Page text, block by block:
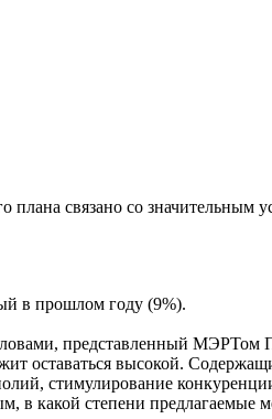
связано со значительным
в прошлом году (9%).
представленный МЭРТом
оставаться высокой.
стимулирование
в какой степени предлагаемые